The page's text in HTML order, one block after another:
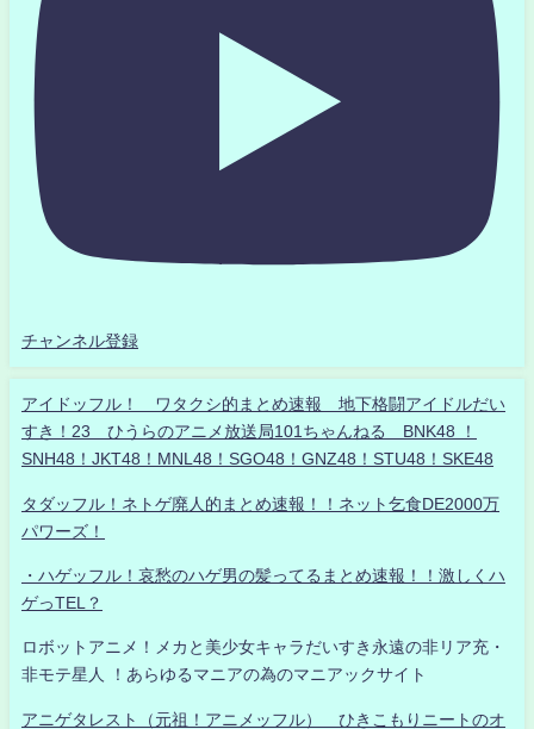
チャンネル登録
アイドッフル！ ワタクシ的まとめ速報 地下格闘アイドルだい
すき！23 ひうらのアニメ放送局101ちゃんねる BNK48 ！
SNH48！JKT48！MNL48！SGO48！GNZ48！STU48！SKE48
タダッフル！ネトゲ廃人的まとめ速報！！ネット乞食DE2000万
パワーズ！
・ハゲッフル！哀愁のハゲ男の髪ってるまとめ速報！！激しくハ
ゲっTEL？
ロボットアニメ！メカと美少女キャラだいすき永遠の非リア充・
非モテ星人 ！あらゆるマニアの為のマニアックサイト
アニゲタレスト（元祖！アニメッフル） ひきこもりニートのオ